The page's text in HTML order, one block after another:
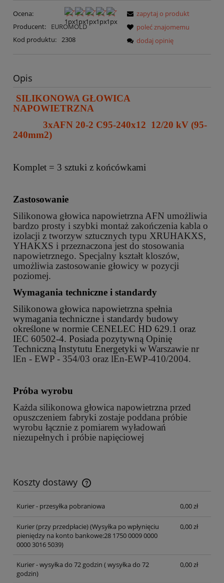
Ocena:
Producent:
EUROMOLD
Kod produktu: 2308
zapytaj o produkt
poleć znajomemu
dodaj opinię
Opis
SILIKONOWA GŁOWICA
NAPOWIETRZNA
3xAFN 20-2 C95-240x12 12/20 kV (95-
240mm2)
Komplet = 3 sztuki z końcówkami
Zastosowanie
Silikonowa głowica napowietrzna AFN umożliwia
bardzo prosty i szybki montaż zakończenia kabla o
izolacji z tworzyw sztucznych typu XRUHAKXS,
YHAKXS i przeznaczona jest do stosowania
napowietrznego. Specjalny kształt kloszów,
umożliwia zastosowanie głowicy w pozycji
poziomej.
Wymagania techniczne i standardy
Silikonowa głowica napowietrzna spełnia
wymagania techniczne i standardy budowy
określone w normie CENELEC HD 629.1 oraz
IEC 60502-4. Posiada pozytywną Opinię
Techniczną Instytutu Energetyki wWarszawie nr
lEn - EWP - 354/03 oraz lEn-EWP-410/2004.
Próba wyrobu
Każda silikonowa głowica napowietrzna przed
opuszczeniem fabryki zostaje poddana próbie
wyrobu łącznie z pomiarem wyładowań
niezupełnych i próbie napięciowej
Koszty dostawy
Cena nie zawiera ewentualnych kosztów płatności
Kurier - przesyłka pobraniowa
0,00 zł
Kurier (przy przedpłacie)(Wysyłka po wpłynięciu
pieniędzy na konto bankowe:28 1750 0009 0000
0000 3016 5039)
0,00 zł
Kurier - wysyłka do 72 godzin ( wysyłka do 72
godzin)
0,00 zł